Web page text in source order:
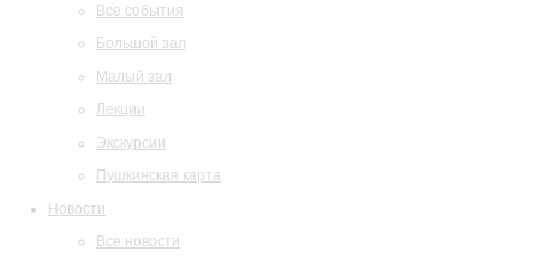
Все события
Большой зал
Малый зал
Лекции
Экскурсии
Пушкинская карта
Новости
Все новости